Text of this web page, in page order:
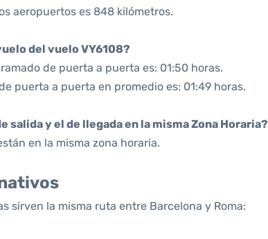
aeropuertos es 848 kilómetros.
del vuelo VY6108?
de puerta a puerta es: 01:50 horas.
puerta a puerta en promedio es: 01:49 horas.
salida y el de llegada en la misma Zona Horaria?
en la misma zona horaria.
sirven la misma ruta entre Barcelona y Roma: